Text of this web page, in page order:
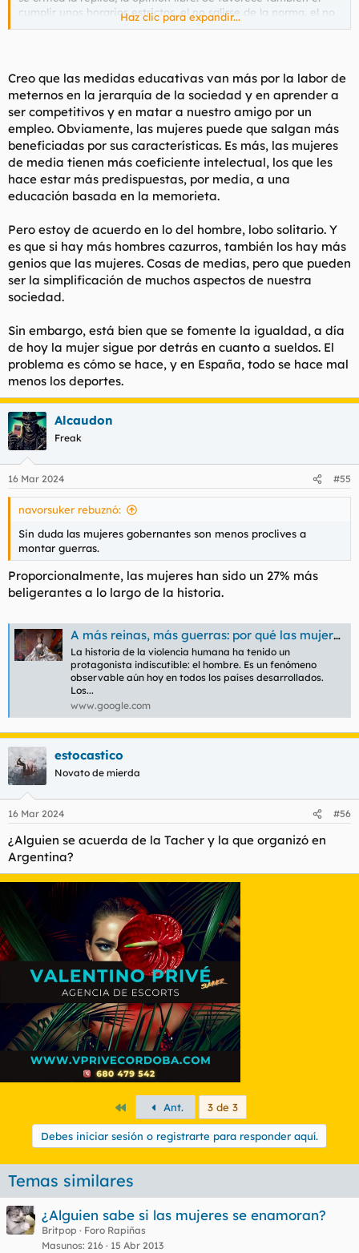
cumplir unos horarios estrictos, el no salirse de la norma, el no
avanzar más de lo debido... excepto en escuelas atendidas por
con más frecuencia que la mujer. Es inaceptable que sea
penado en el bachillerato el que un día a un tío no le apetezca
ir a clase. Si falla varios días seguidos ya se le puede ir al traste
todo el curso.
Da igual que el tío se aburra en clase y que te vaya a aprobar
el examen con nota habiendo estudiado el día antes. Se
premia más a la ovejita que memoriza todo y no falla a clase
que al genio que aprueba estudiando un rato la noche antes.
en su mayor parte pormarimachos llevan tiempo ejerciendo su
influencia perniciosa en la educación y en los "derechos
sociales". No se si hay algún empresario, pero a la hora de
contratar verá en medio de todo el papeleo burócrata
socialista innecesario como por contratar a una mujer puede
recibir ventajas fiscales similares a las que recibiría
Haz clic para expandir...
Creo que las medidas educativas van más por la labor de
meternos en la jerarquía de la sociedad y en aprender a
ser competitivos y en matar a nuestro amigo por un
empleo. Obviamente, las mujeres puede que salgan más
beneficiadas por sus características. Es más, las mujeres
de media tienen más coeficiente intelectual, los que les
hace estar más predispuestas, por media, a una
educación basada en la memorieta.
Pero estoy de acuerdo en lo del hombre, lobo solitario. Y
es que si hay más hombres cazurros, también los hay más
genios que las mujeres. Cosas de medias, pero que pueden
ser la simplificación de muchos aspectos de nuestra
sociedad.
Sin embargo, está bien que se fomente la igualdad, a día
de hoy la mujer sigue por detrás en cuanto a sueldos. El
problema es cómo se hace, y en España, todo se hace mal
menos los deportes.
Alcaudon
Freak
16 Mar 2024 #55
navorsuker rebuznó:
Sin duda las mujeres gobernantes son menos proclives a
montar guerras.
Proporcionalmente, las mujeres han sido un 27% más
beligerantes a lo largo de la historia.
A más reinas, más guerras: por qué las mujeres fueron más proclives a la batalla que los hombres
La historia de la violencia humana ha tenido un
protagonista indiscutible: el hombre. Es un fenómeno
observable aún hoy en todos los países desarrollados.
Los...
www.google.com
estocastico
Novato de mierda
16 Mar 2024 #56
¿Alguien se acuerda de la Tacher y la que organizó en
Argentina?
PrimeroAnt. 3 de 3
Debes iniciar sesión o registrarte para responder aquí.
Temas similares
¿Alguien sabe si las mujeres se enamoran?
Britpop
Foro Rapiñas
Masunos 216 15 Abr 2013